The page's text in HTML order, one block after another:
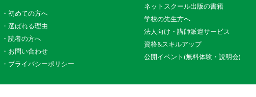
・ 初めての方へ
・ 選ばれる理由
・ 読者の方へ
・ お問い合わせ
・ プライバシーポリシー
ネットスクール出版の書籍
学校の先生方へ
法人向け・講師派遣サービス
資格&スキルアップ
公開イベント(無料体験・説明会)